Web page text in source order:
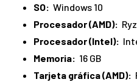
SO: Windows 10
Procesador (AMD):
Procesador (Intel):
Memoria: 16 GB
Tarjeta gráfica (AMD):